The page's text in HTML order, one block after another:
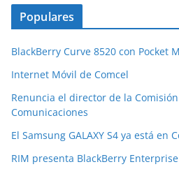
Populares
BlackBerry Curve 8520 con Pocket
Internet Móvil de Comcel
Renuncia el director de la
Comunicaciones
El Samsung GALAXY S4 ya está en
RIM presenta BlackBerry